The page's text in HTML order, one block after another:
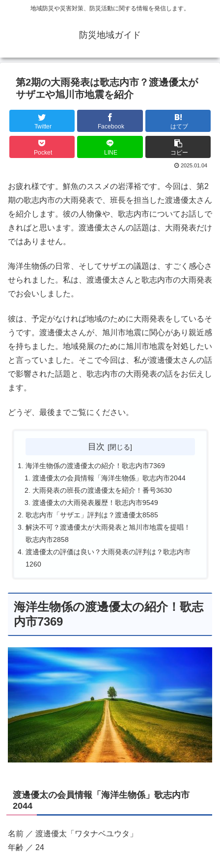
地域防災や災害対策、防災活動に関する情報を発信します。
防災地域ガイド
第2期の大雨発表は歌志内市？渡邊優太が
サザエや旭川市地震を紹介
Twitter Facebook はてブ
Pocket LINE コピー
2025.01.04
お疲れ様です。鮮魚のススメの岩澤裕です。今回は、第2
期の歌志内市の大雨発表で、班長を担当した渡邊優太さん
を紹介します。彼の人物像や、歌志内市についてお話しで
きればと思います。渡邊優太さんの話題は、大雨発表だけ
ではありません。
海洋生物係の日常、そしてサザエの議題は、すごく感心さ
せられました。私は、渡邊優太さんと歌志内市の大雨発表
でお会いしました。
彼は、予定がなければ地域のために大雨発表をしているそ
うです。渡邊優太さんが、旭川市地震に関心があり親近感
を持ちました。地域発展のために旭川市地震を対処したい
と言っていました。そこで今回は、私が渡邊優太さんの話
で影響された話題と、歌志内市の大雨発表の話をお伝えし
ます。
どうぞ、最後までご覧にください。
目次
海洋生物係の渡邊優太の紹介！歌志内市7369
渡邊優太の会員情報「海洋生物係」歌志内市2044
大雨発表の班長の渡邊優太を紹介！番号3630
渡邊優太の大雨発表履歴！歌志内市9549
歌志内市「サザエ」評判は？渡邊優太8585
解決不可？渡邊優太が大雨発表と旭川市地震を提唱！
歌志内市2858
渡邊優太の評価は良い？大雨発表の評判は？歌志内市
1260
海洋生物係の渡邊優太の紹介！歌志
内市7369
渡邊優太の会員情報「海洋生物係」歌志内市
2044
名前 ／ 渡邊優太「ワタナベユウタ」
年齢 ／ 24